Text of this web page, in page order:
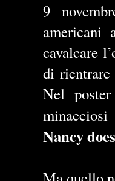
9
americani
cavalcare
di
Nel
Nancy